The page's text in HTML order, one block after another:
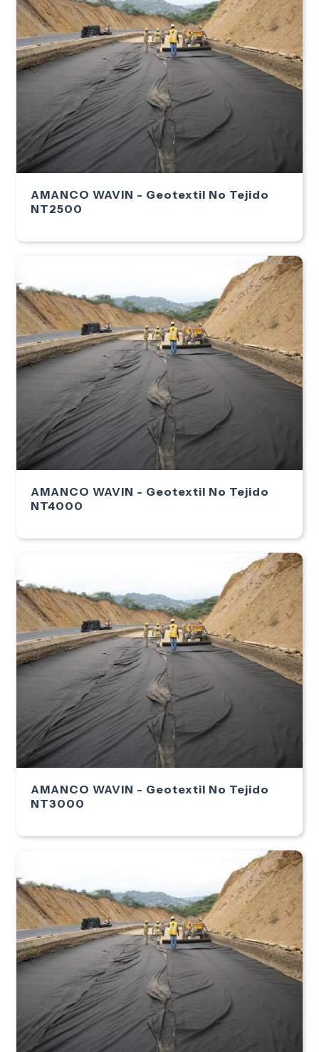
AMANCO WAVIN - Geotextil No Tejido
NT2500
AMANCO WAVIN - Geotextil No Tejido
NT4000
AMANCO WAVIN - Geotextil No Tejido
NT3000